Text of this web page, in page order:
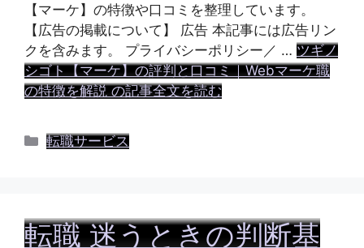
【マーケ】の特徴や口コミを整理しています。
【広告の掲載について】 広告 本記事には広告リン
クを含みます。 プライバシーポリシー／ … ツギノ
シゴト【マーケ】の評判と口コミ｜Webマーケ職
の特徴を解説 の記事全文を読む
カ
ー
転職サービス
転職 迷うときの判断基